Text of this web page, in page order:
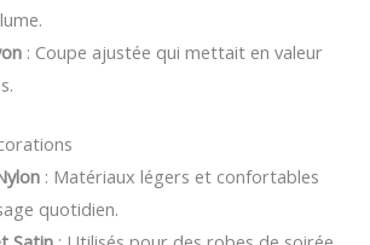
: Coupe ajustée qui mettait en valeur
: Matériaux légers et confortables
quotidien.